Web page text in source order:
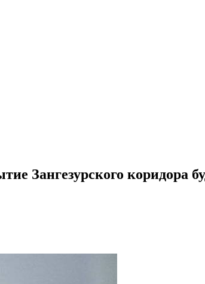
Зангезурского коридора